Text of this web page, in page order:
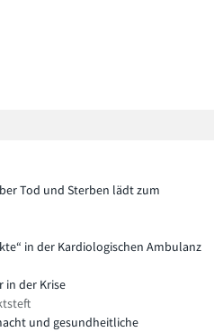
Tod und Sterben lädt zum
in der Kardiologischen Ambulanz
in der Krise
und gesundheitliche